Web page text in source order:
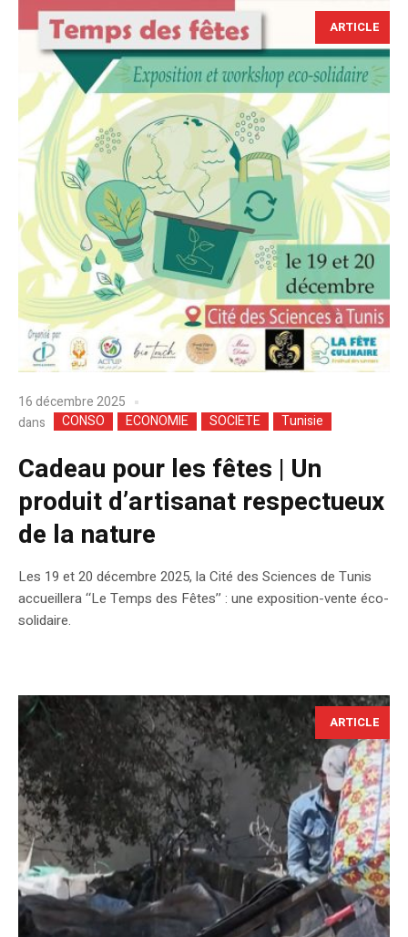
ARTICLE
16 décembre 2025
dans
CONSO ECONOMIE SOCIETE Tunisie
Cadeau pour les fêtes | Un
produit d’artisanat respectueux
de la nature
Les 19 et 20 décembre 2025, la Cité des Sciences de Tunis
accueillera ‘‘Le Temps des Fêtes’’ : une exposition-vente éco-
solidaire.
ARTICLE